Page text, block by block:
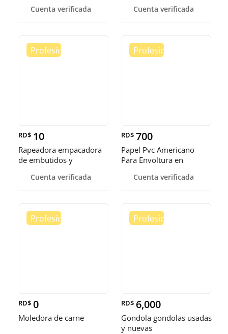
Cuenta verificada Cuenta verificada
RD$ 10
Rapeadora empacadora
de embutidos y
Cuenta verificada
RD$ 700
Papel Pvc Americano
Para Envoltura en
pulgadas
Cuenta verificada
RD$ 0
Moledora de carne
RD$ 6,000
Gondola gondolas usadas
y nuevas